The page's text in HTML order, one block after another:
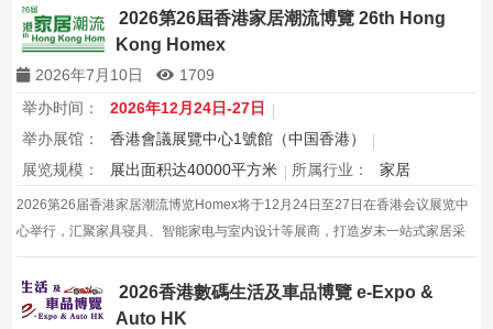
坛，为展商与买家创造高效的跨境商贸与合作机…
2026第26屆香港家居潮流博覽 26th Hong
Kong Homex
2026年7月10日
1709
举办时间：
2026年12月24日-27日
举办展馆：
香港會議展覽中心1號館（中国香港）
展览规模：
展出面积达40000平方米 所属行业： 家居
2026第26届香港家居潮流博览Homex将于12月24日至27日在香港会议展览中
心举行，汇聚家具寝具、智能家电与室内设计等展商，打造岁末一站式家居采
购与灵感盛会，欢迎本地家庭与海内外买家入场挑选心仪家居好物，共度温馨
节日购物季，感受设计之美。2026香港數碼生活及車品博覽 e-Expo &
Auto HK